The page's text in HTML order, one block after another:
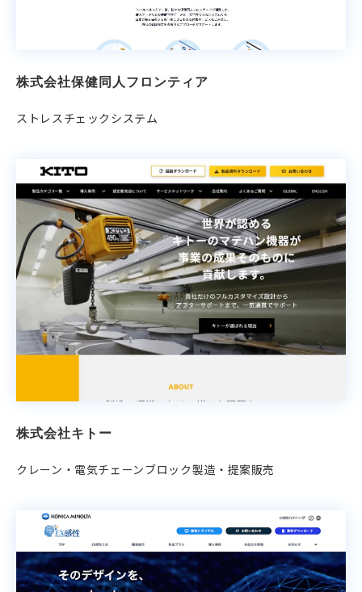
株式会社保健同人フロンティア
ストレスチェックシステム
株式会社キトー
クレーン・電気チェーンブロック製造・提案販売